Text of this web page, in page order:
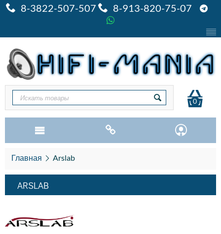
8-3822-507-507 8-913-820-75-07
0
Главная Arslab
ARSLAB